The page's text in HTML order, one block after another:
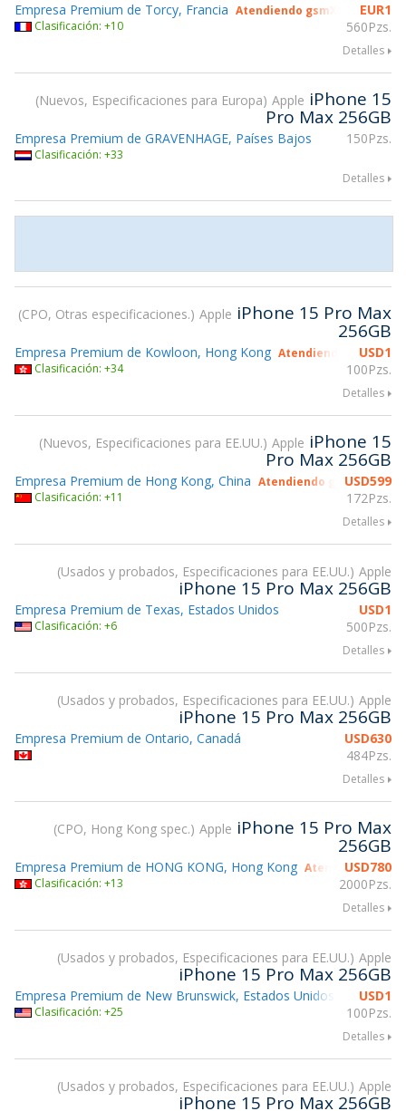
EUR1
560Pzs.
Empresa Premium de Torcy, Francia Atendiendo gsmX Hong Kong
Clasificación: +10
Detalles
Nuevos, Especificaciones para Europa Apple iPhone 15
Pro Max 256GB
150Pzs.
Empresa Premium de GRAVENHAGE, Países Bajos
Clasificación: +33
Detalles
CPO, Otras especificaciones. Apple iPhone 15 Pro Max
256GB
USD1
100Pzs.
Empresa Premium de Kowloon, Hong Kong Atendiendo gsmX
Clasificación: +34
Detalles
Nuevos, Especificaciones para EE.UU. Apple iPhone 15
Pro Max 256GB
USD599
172Pzs.
Empresa Premium de Hong Kong, China Atendiendo gsmX Hong
Clasificación: +11
Detalles
Usados y probados, Especificaciones para EE.UU. Apple
iPhone 15 Pro Max 256GB
USD1
500Pzs.
Empresa Premium de Texas, Estados Unidos
Clasificación: +6
Detalles
Usados y probados, Especificaciones para EE.UU. Apple
iPhone 15 Pro Max 256GB
USD630
484Pzs.
Empresa Premium de Ontario, Canadá
Detalles
CPO, Hong Kong spec. Apple iPhone 15 Pro Max
256GB
USD780
2000Pzs.
Empresa Premium de HONG KONG, Hong Kong Atendiendo
Clasificación: +13
Detalles
Usados y probados, Especificaciones para EE.UU. Apple
iPhone 15 Pro Max 256GB
USD1
100Pzs.
Empresa Premium de New Brunswick, Estados Unidos
Clasificación: +25
Detalles
Usados y probados, Especificaciones para EE.UU. Apple
iPhone 15 Pro Max 256GB